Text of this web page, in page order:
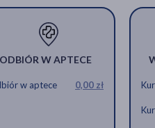
ODBIÓR W APTECE
w aptece 0,00 zł